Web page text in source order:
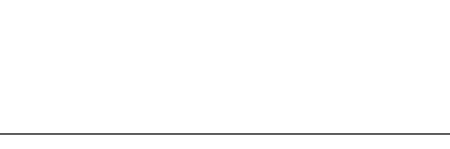
Levering naar eilanden (Texel,